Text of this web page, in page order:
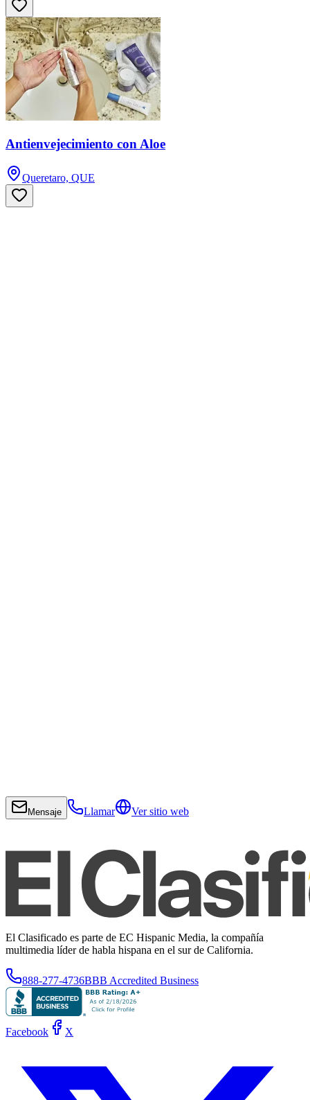
Antienvejecimiento con Aloe
Queretaro, QUE
Mensaje Llamar Ver sitio web
El Clasificado es parte de EC Hispanic Media, la compañía
multimedia líder de habla hispana en el sur de California.
888-277-4736BBB Accredited Business
Facebook X